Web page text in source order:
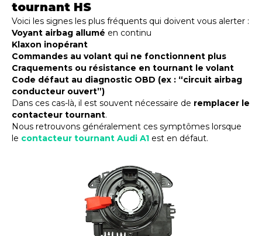
tournant HS
Voici les signes les plus fréquents qui doivent vous alerter :
Voyant airbag allumé en continu
Klaxon inopérant
Commandes au volant qui ne fonctionnent plus
Craquements ou résistance en tournant le volant
Code défaut au diagnostic OBD (ex : “circuit airbag
conducteur ouvert”)
Dans ces cas-là, il est souvent nécessaire de remplacer le
contacteur tournant.
Nous retrouvons généralement ces symptômes lorsque
le contacteur tournant Audi A1 est en défaut.